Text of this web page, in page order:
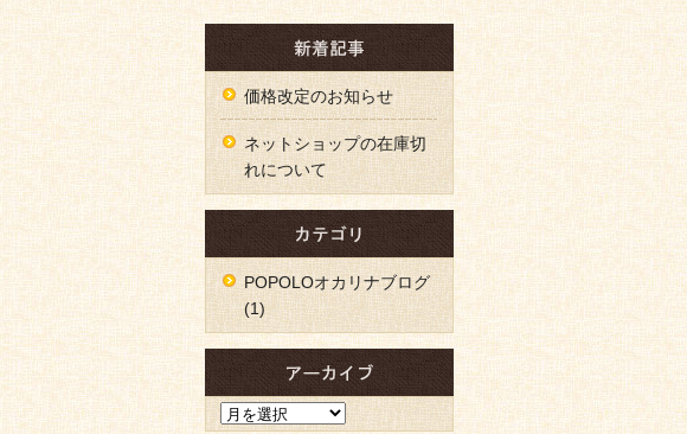
価格改定のお知らせ
ネットショップの在庫切
れについて
POPOLOオカリナブログ
(1)